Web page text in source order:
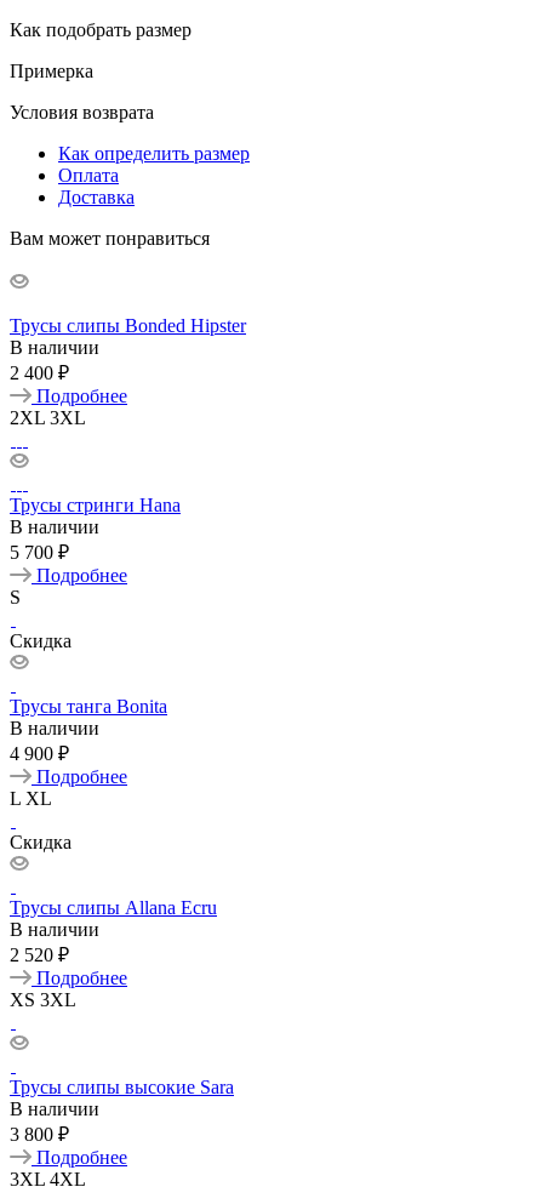
Как подобрать размер
Примерка
Условия возврата
Как определить размер
Оплата
Доставка
Вам может понравиться
Трусы слипы Bonded Hipster
В наличии
2 400 ₽
Подробнее
2XL 3XL
Трусы стринги Hana
В наличии
5 700 ₽
Подробнее
S
Скидка
Трусы танга Bonita
В наличии
4 900 ₽
Подробнее
L XL
Скидка
Трусы слипы Allana Ecru
В наличии
2 520 ₽
Подробнее
XS 3XL
Трусы слипы высокие Sara
В наличии
3 800 ₽
Подробнее
3XL 4XL